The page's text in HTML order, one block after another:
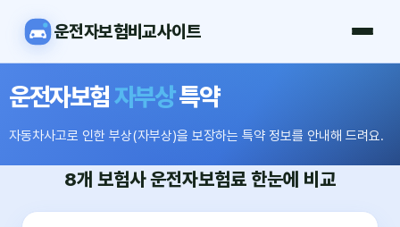
운전자보험비교사이트
운전자보험자부상특약
자동차사고로 인한 부상(자부상)을 보장하는 특약 정보를 안내해 드려요.
8개 보험사운전자보험료 한눈에 비교